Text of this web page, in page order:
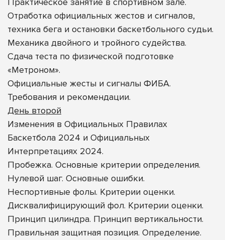
Отработка официальных жестов и сигналов,
техника бега и остановки баскетбольного судьи.
Механика двойного и тройного судейства.
Сдача теста по физической подготовке
«Метроном».
Официальные жесты и сигналы ФИБА.
Требования и рекомендации.
День второй
Изменения в Официальных Правилах
Баскетбола 2024 и Официальных
Интерпретациях 2024.
Пробежка. Основные критерии определения.
Нулевой шаг. Основные ошибки.
Неспортивные фолы. Критерии оценки.
Дисквалифицирующий фол. Критерии оценки.
Принцип цилиндра. Принцип вертикальности.
Правильная защитная позиция. Определение.